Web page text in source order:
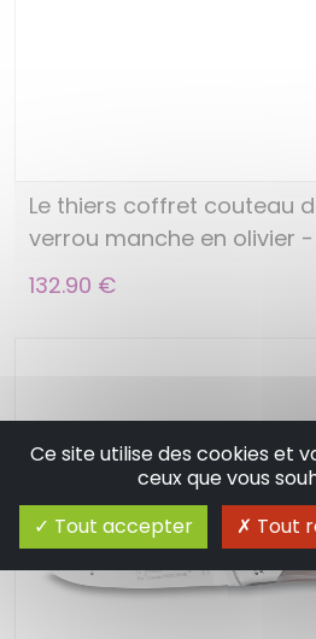
Le thiers coffret couteau
verrou manche en olivier
132.90 €
Ce site utilise des cookies et
ceux que vous
Tout accepter
Tout